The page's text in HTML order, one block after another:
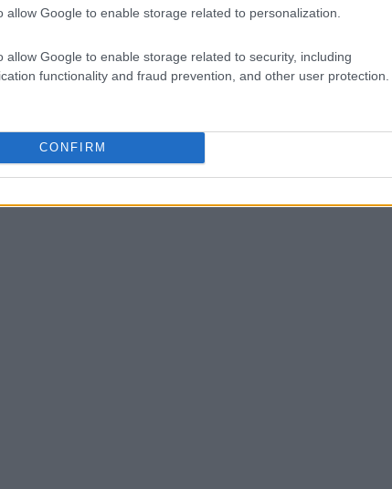
allow Google to enable storage related to personalization.
allow Google to enable storage related to security, including
functionality and fraud prevention, and other user protection.
CONFIRM
il frontman
dando così un tocco cinematografico
non solo chiude la narrazione in modo
di offrire un’esperienza spettacolare anche